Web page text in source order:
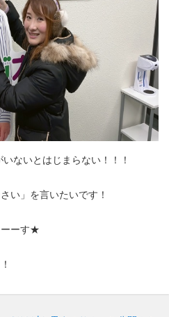
ないとはじまらない！！！
い」を言いたいです！
ーーす★